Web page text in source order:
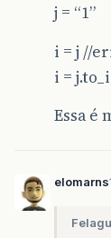
j = “1”
i = j //
i =
Essa é
elomarns